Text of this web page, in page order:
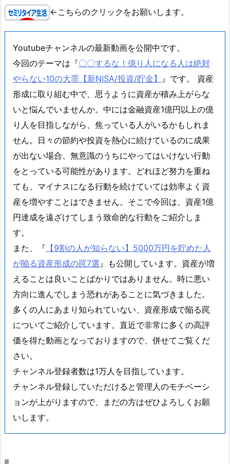
←こちらのクリックをお願いします。
Youtubeチャンネルの最新動画を公開中です。
今回のテーマは『〇〇するな！億り人になる人は絶対
やらない10の大罪【新NISA/投資/貯金】 』です。 資産
形成に取り組む中で、思うように資産が積み上がらな
いと悩んでいませんか。中には金融資産1億円以上の億
り人を目指しながら、焦っている人がいるかもしれま
せん。日々の節約や投資を熱心に続けているのに成果
が出ない場合、無意識のうちにやってはいけない行動
をとっている可能性があります。どれほど努力を重ね
ても、マイナスになる行動を続けていては効率よく資
産を増やすことはできません。そこで今回は、資産1億
円達成を遠ざけてしまう致命的な行動をご紹介しま
す。
また、『 【9割の人が知らない】5000万円を貯めた人
が陥る資産形成の罠7選』も公開しています。資産が増
えることは良いことばかりではありません。時に悪い
方向に進んでしまう恐れがあることに気づきました。
多くの人にあまり知られていない、資産形成で陥る罠
についてご紹介しています。直近で非常に多くの高評
価を得た動画となっておりますので、併せてご覧くだ
さい。
チャンネル登録者数は1万人を目指しています。
チャンネル登録していただけると管理人のモチベーシ
ョンが上がりますので、まだの方はぜひよろしくお願
いします。